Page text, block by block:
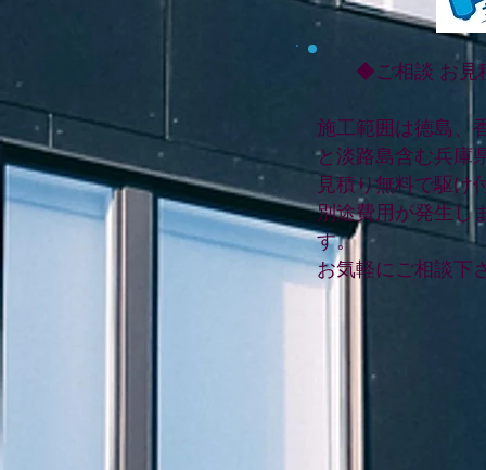
◆ご相談 お見
施工範囲は徳島、
と淡路島含む兵庫
見積り無料で駆け
別途費用が発生し
す。
お気軽にご相談下